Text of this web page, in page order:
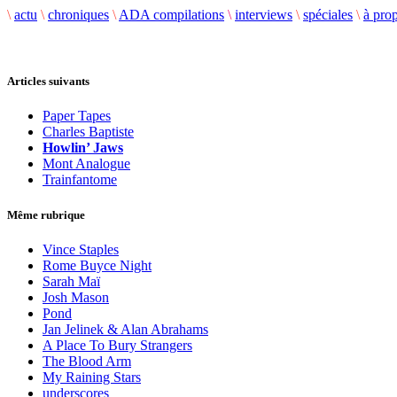
\ actu \ chroniques \ ADA compilations \ interviews \ spéciales \ à
Articles suivants
Paper Tapes
Charles Baptiste
Howlin’ Jaws
Mont Analogue
Trainfantome
Même rubrique
Vince Staples
Rome Buyce Night
Sarah Maï
Josh Mason
Pond
Jan Jelinek & Alan Abrahams
A Place To Bury Strangers
The Blood Arm
My Raining Stars
underscores